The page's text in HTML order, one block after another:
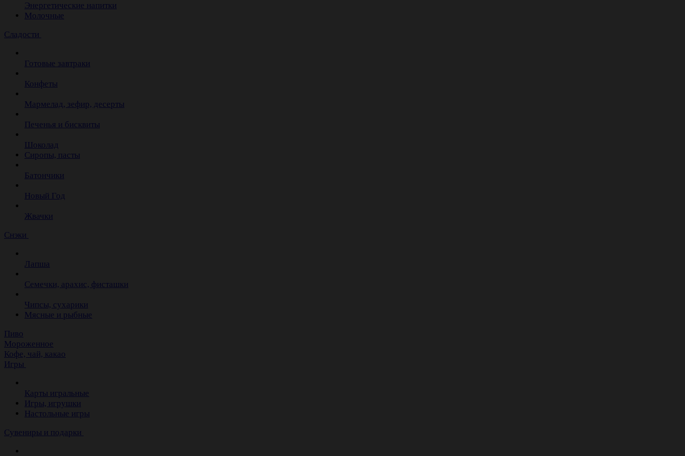
Энергетические напитки
Молочные
Сладости
Готовые завтраки
Конфеты
Мармелад, зефир, десерты
Печенья и бисквиты
Шоколад
Сиропы, пасты
Батончики
Новый Год
Жвачки
Снэки
Лапша
Семечки, арахис, фисташки
Чипсы, сухарики
Мясные и рыбные
Пиво
Мороженное
Кофе, чай, какао
Игры
Карты игральные
Игры, игрушки
Настольные игры
Сувениры и подарки